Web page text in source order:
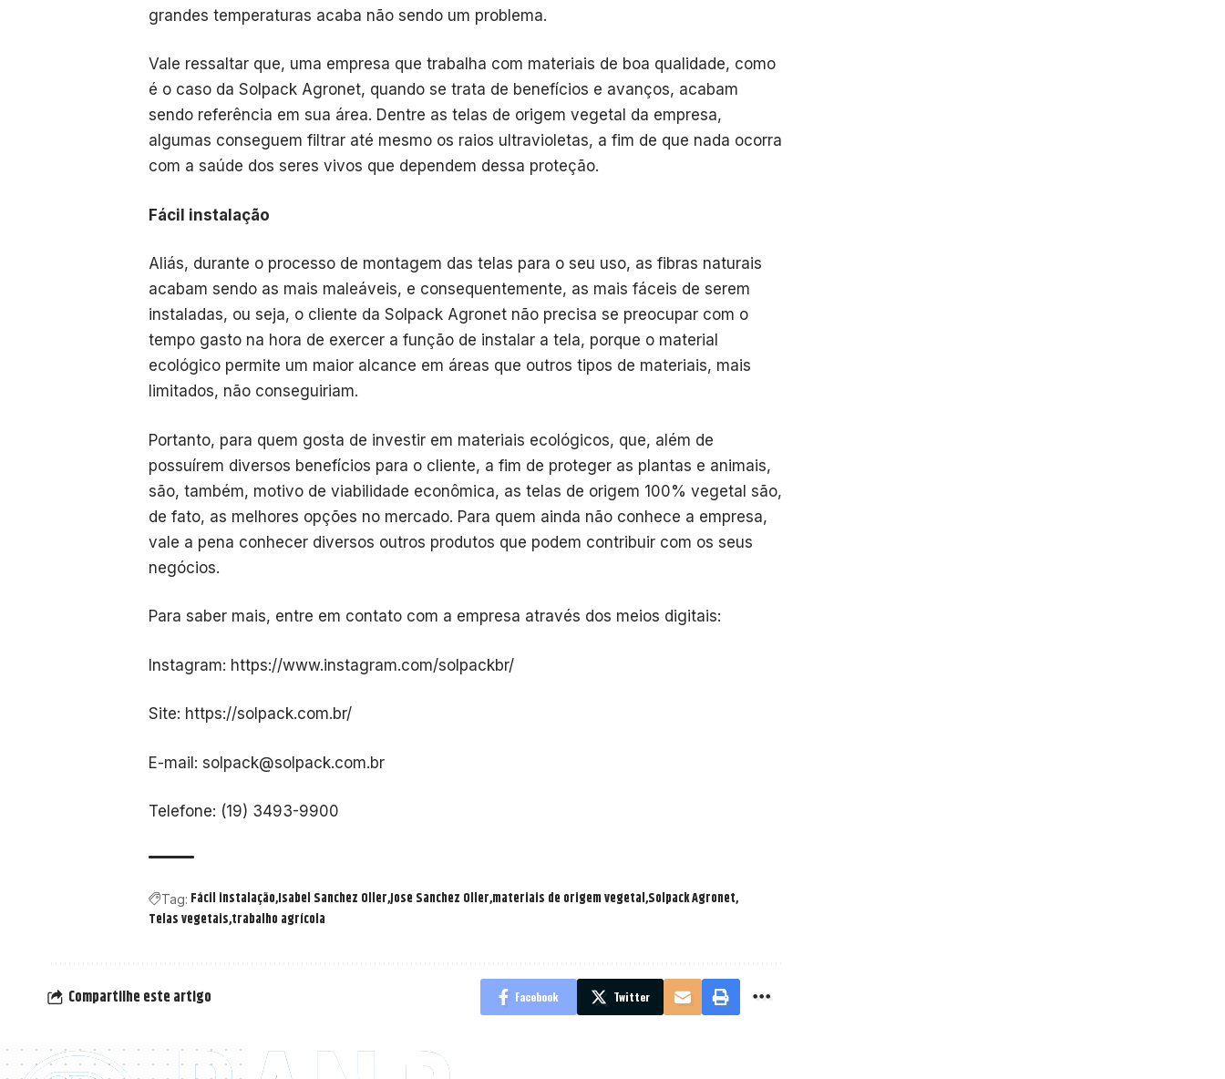
grandes temperaturas acaba não sendo um problema.
Vale ressaltar que, uma empresa que trabalha com materiais de boa qualidade, como
é o caso da Solpack Agronet, quando se trata de benefícios e avanços, acabam
sendo referência em sua área. Dentre as telas de origem vegetal da empresa,
algumas conseguem filtrar até mesmo os raios ultravioletas, a fim de que nada ocorra
com a saúde dos seres vivos que dependem dessa proteção.
Fácil instalação
Aliás, durante o processo de montagem das telas para o seu uso, as fibras naturais
acabam sendo as mais maleáveis, e consequentemente, as mais fáceis de serem
instaladas, ou seja, o cliente da Solpack Agronet não precisa se preocupar com o
tempo gasto na hora de exercer a função de instalar a tela, porque o material
ecológico permite um maior alcance em áreas que outros tipos de materiais, mais
limitados, não conseguiriam.
Portanto, para quem gosta de investir em materiais ecológicos, que, além de
possuírem diversos benefícios para o cliente, a fim de proteger as plantas e animais,
são, também, motivo de viabilidade econômica, as telas de origem 100% vegetal são,
de fato, as melhores opções no mercado. Para quem ainda não conhece a empresa,
vale a pena conhecer diversos outros produtos que podem contribuir com os seus
negócios.
Para saber mais, entre em contato com a empresa através dos meios digitais:
Instagram: https://www.instagram.com/solpackbr/
Site: https://solpack.com.br/
E-mail: solpack@solpack.com.br
Telefone: (19) 3493-9900
Tag: Fácil instalação Isabel Sanchez OllerJose Sanchez Oller materiais de origem vegetal Solpack Agronet
Telas vegetais trabalho agrícola
Compartilhe este artigo Facebook Twitter